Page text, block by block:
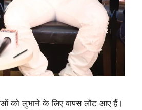
को लुभाने के लिए वापस लौट आए हैं।